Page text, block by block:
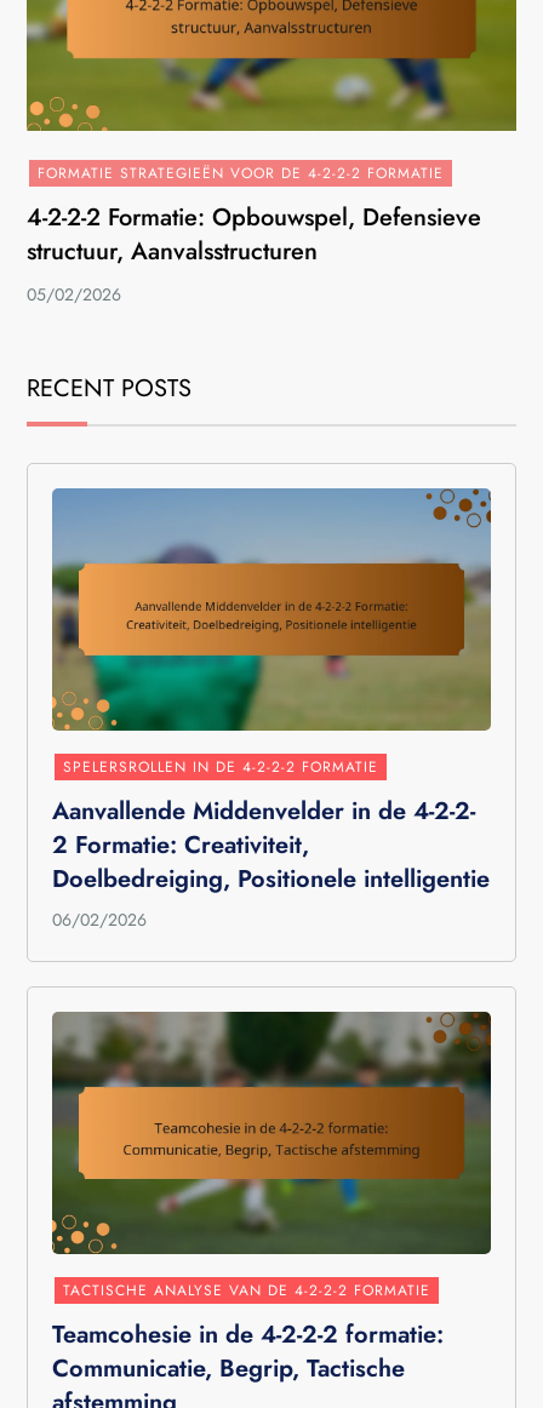
FORMATIE STRATEGIEËN VOOR DE 4-2-2-2 FORMATIE
4-2-2-2 Formatie: Opbouwspel, Defensieve
structuur, Aanvalsstructuren
05/02/2026
RECENT POSTS
SPELERSROLLEN IN DE 4-2-2-2 FORMATIE
Aanvallende Middenvelder in de 4-2-2-
2 Formatie: Creativiteit,
Doelbedreiging, Positionele intelligentie
06/02/2026
TACTISCHE ANALYSE VAN DE 4-2-2-2 FORMATIE
Teamcohesie in de 4-2-2-2 formatie:
Communicatie, Begrip, Tactische